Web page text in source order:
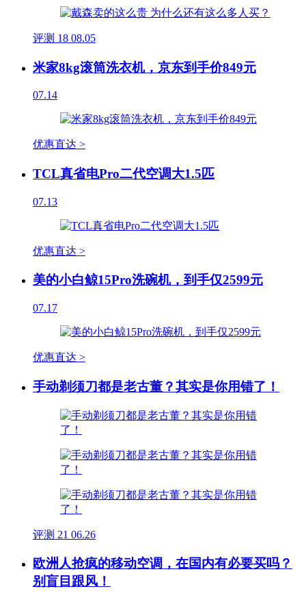
评测 18 08.05
米家8kg滚筒洗衣机，京东到手价849元
07.14
优惠直达 >
TCL真省电Pro二代空调大1.5匹
07.13
优惠直达 >
美的小白鲸15Pro洗碗机，到手仅2599元
07.17
优惠直达 >
手动剃须刀都是老古董？其实是你用错了！
评测 21 06.26
欧洲人抢疯的移动空调，在国内有必要买吗？
别盲目跟风！